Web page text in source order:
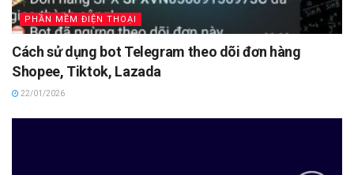
PHẦN MỀM ĐIỆN THOẠI
Cách sử dụng bot Telegram theo dõi đơn hàng
Shopee, Tiktok, Lazada
22/01/2026